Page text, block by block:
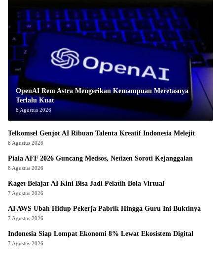
OpenAI Rem Astra Mengerikan Kemampuan Meretasnya
Terlalu Kuat
8 Agustus 2026
Telkomsel Genjot AI Ribuan Talenta Kreatif Indonesia Melejit
8 Agustus 2026
Piala AFF 2026 Guncang Medsos, Netizen Soroti Kejanggalan
8 Agustus 2026
Kaget Belajar AI Kini Bisa Jadi Pelatih Bola Virtual
7 Agustus 2026
AI AWS Ubah Hidup Pekerja Pabrik Hingga Guru Ini Buktinya
7 Agustus 2026
Indonesia Siap Lompat Ekonomi 8% Lewat Ekosistem Digital
7 Agustus 2026